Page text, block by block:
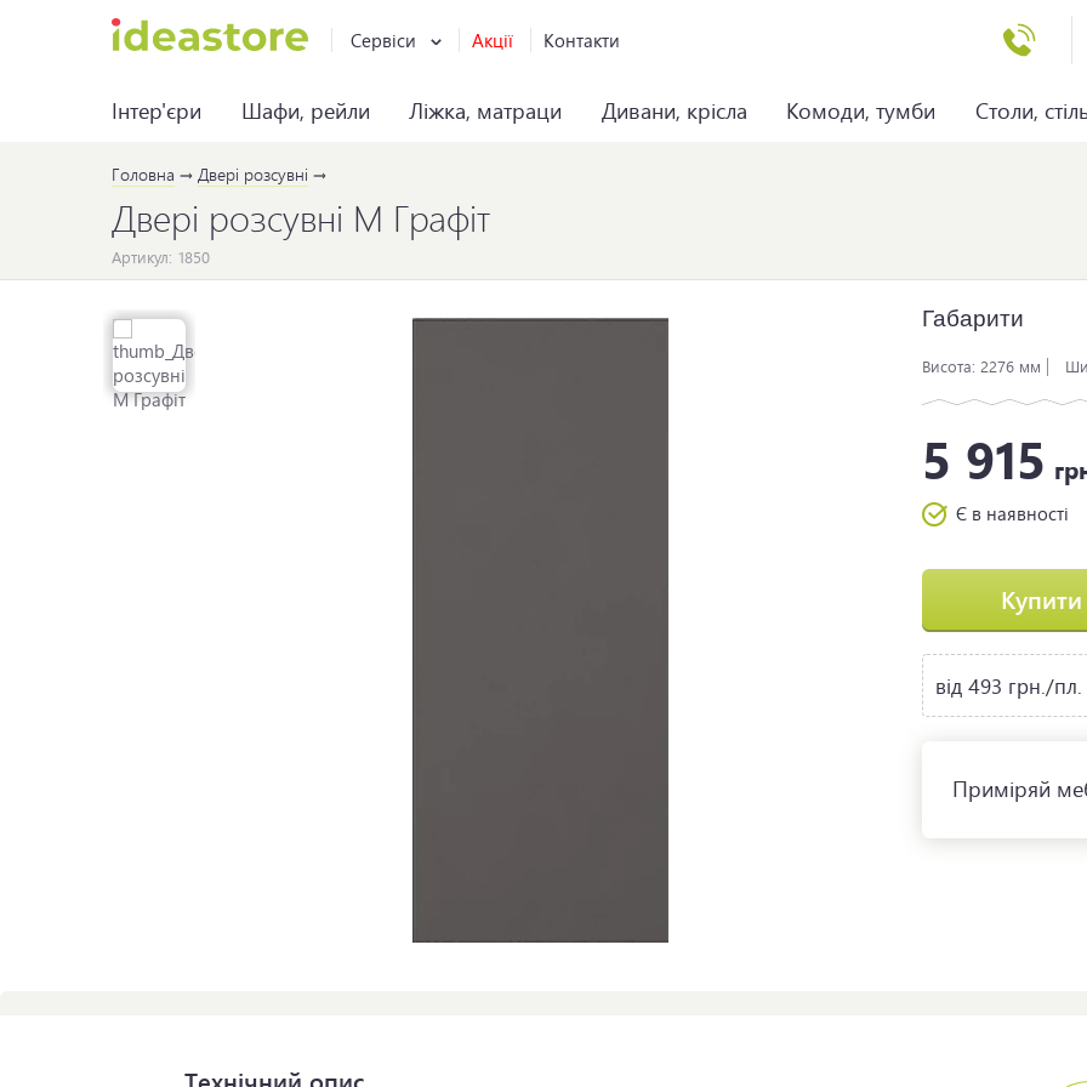
Сервіси Акції Контакти
Інтер'єри Шафи, рейли Ліжка, матраци Дивани, крісла Комоди, тумби Столи,
Головна Двері розсувні
Двері розсувні М Графіт
Артикул: 1850
Габарити
Висота: 2276 мм
5 915
Є в наявності
Купити
від 493 грн./пл.
Приміряй
Технічний опис